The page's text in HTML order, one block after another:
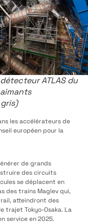
ATLAS du
les accélérateurs de
européen pour la
de grands
des circuits
se déplacent en
des trains Maglev qui,
atteindront des
trajet Tokyo-Osaka. La
service en 2025.